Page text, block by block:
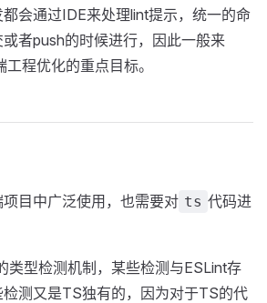
会通过IDE来处理lint提示，统一的命
者push的时候进行，因此一般来
程优化的重点目标。
目中广泛使用，也需要对 ts 代码进
类型检测机制，某些检测与ESLint存
测又是TS独有的，因为对于TS的代